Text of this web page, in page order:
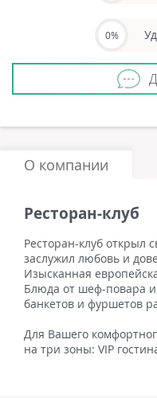
0%
О компании
Ресторан-клуб
Ресторан-клуб открыл
заслужил любовь и
Изысканная
Блюда от шеф-повара
банкетов и фуршетов
Для Вашего
на три зоны: VIP